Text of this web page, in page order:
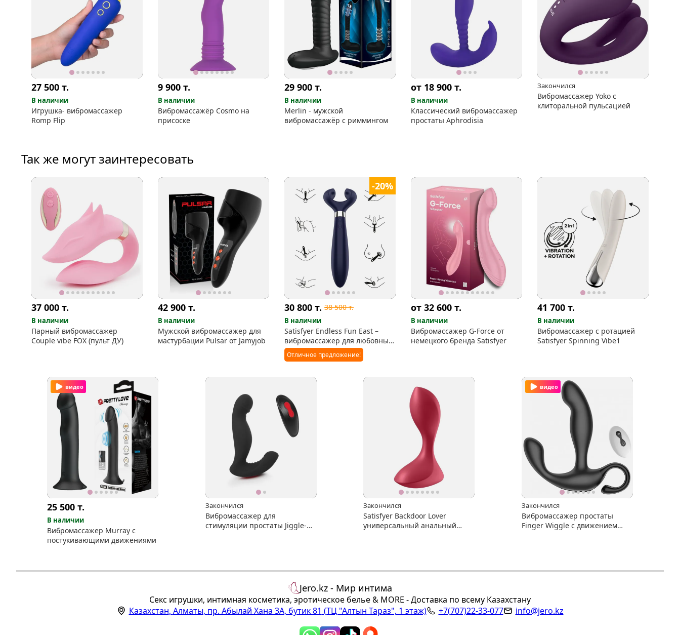
27 500 т.
В наличии
Игрушка- вибромассажер
Romp Flip
9 900 т.
В наличии
Вибромассажёр Cosmo на
присоске
29 900 т.
В наличии
Merlin - мужской
вибромассажёр с риммингом
от 18 900 т.
В наличии
Классический вибромассажер
простаты Aphrodisia
Закончился
Вибромассажер Yoko с
клиторальной пульсацией
Так же могут заинтересовать
37 000 т.
В наличии
Парный вибромассажер
Couple vibe FOX (пульт ДУ)
42 900 т.
В наличии
Мужской вибромассажер для
мастурбации Pulsar от Jamyjob
-20%
30 800 т. 38 500т.
В наличии
Satisfyer Endless Fun East –
вибромассажер для любовных
игр в паре
Отличное предложение!
от 32 600 т.
В наличии
Вибромассажер G-Force от
немецкого бренда Satisfyer
41 700 т.
В наличии
Вибромассажер с ротацией
Satisfyer Spinning Vibe1
видео
25 500т.
В наличии
Вибромассажер Murray с
постукивающими движениями
Закончился
Вибромассажер для
стимуляции простаты Jiggle-
Закончился
Satisfyer Backdoor Lover
универсальный анальный
видео
Закончился
Вибромассажер простаты
Finger Wiggle с движением
Jero.kz - Мир интима
Секс игрушки, интимная косметика, эротическое белье & MORE - Доставка по всему Казахстану
Казахстан, Алматы, пр. Абылай Хана 3А, бутик 81 (ТЦ "Алтын Тараз", 1 этаж) +7(707)22-33-077 info@jero.kz